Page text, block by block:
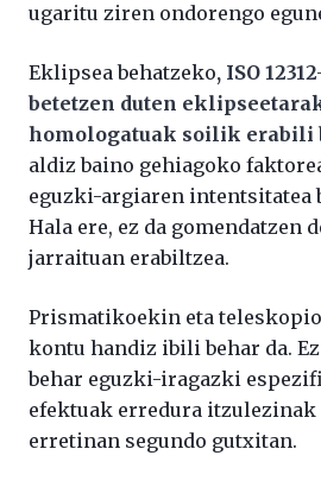
ugaritu ziren ondorengo
Eklipsea behatzeko, ISO
betetzen duten
homologatuak soilik erabili
aldiz baino gehiagoko
eguzki-argiaren intentsitatea
Hala ere, ez da gomendatzen
jarraituan erabiltzea.
Prismatikoekin eta
kontu handiz ibili behar da.
behar eguzki-iragazki
efektuak erredura
erretinan segundo gutxitan.